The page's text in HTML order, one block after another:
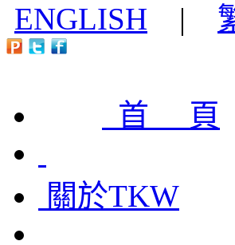
ENGLISH |
首 頁
關於TKW